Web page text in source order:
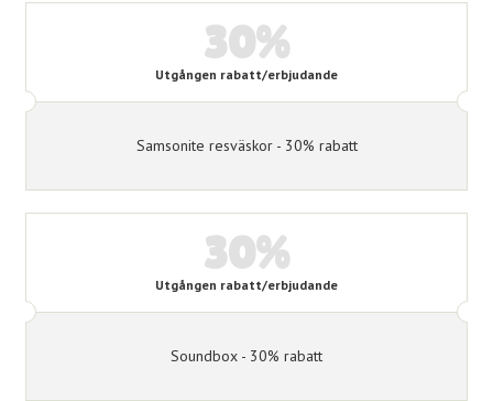
30%
Utgången rabatt/erbjudande
Samsonite resväskor - 30% rabatt
30%
Utgången rabatt/erbjudande
Soundbox - 30% rabatt